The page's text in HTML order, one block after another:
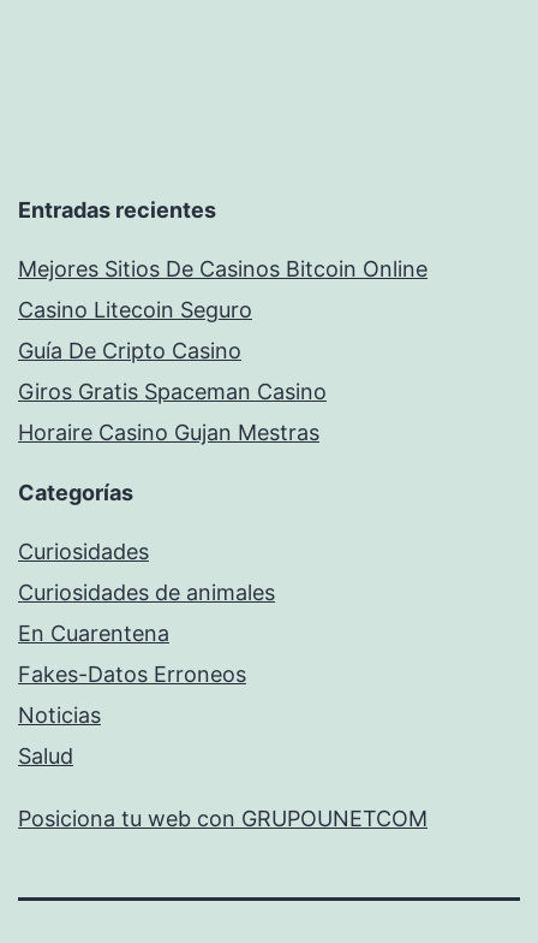
Entradas recientes
Mejores Sitios De Casinos Bitcoin Online
Casino Litecoin Seguro
Guía De Cripto Casino
Giros Gratis Spaceman Casino
Horaire Casino Gujan Mestras
Categorías
Curiosidades
Curiosidades de animales
En Cuarentena
Fakes-Datos Erroneos
Noticias
Salud
Posiciona tu web con GRUPOUNETCOM